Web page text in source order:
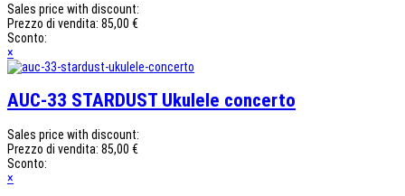
Sales price with discount:
Prezzo di vendita: 85,00 €
Sconto:
×
AUC-33 STARDUST Ukulele concerto
Sales price with discount:
Prezzo di vendita: 85,00 €
Sconto:
×